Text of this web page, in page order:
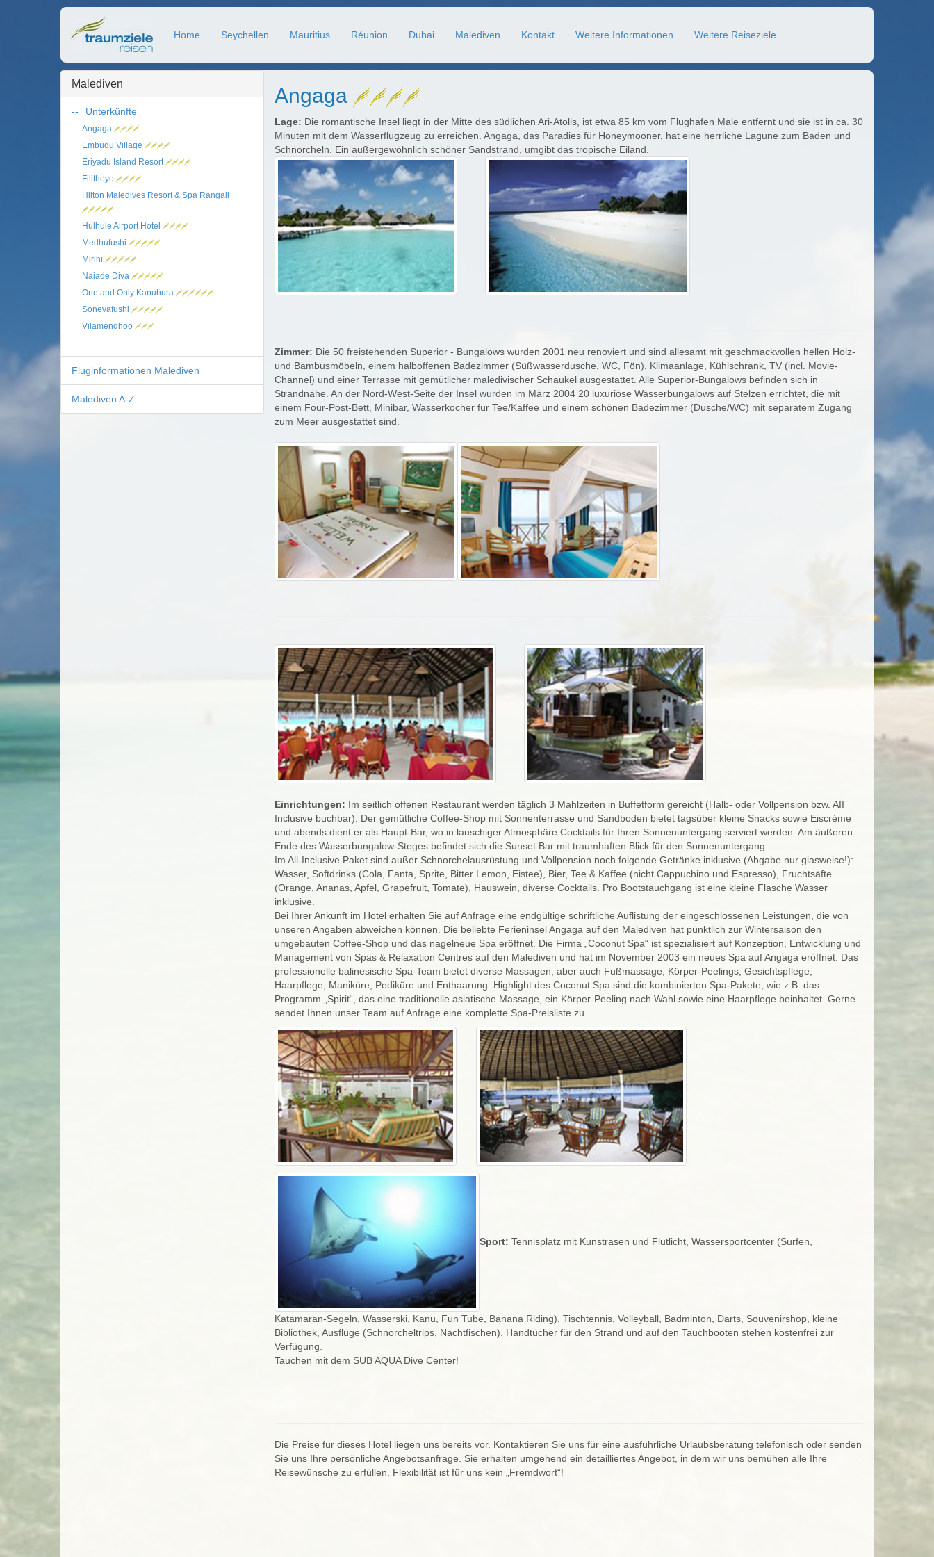
Home Seychellen Mauritius Réunion Dubai Malediven Kontakt Weitere Informationen Weitere Reiseziele
Malediven
Unterkünfte
Angaga
Embudu Village
Eriyadu Island Resort
Filitheyo
Hilton Maledives Resort & Spa Rangali
Hulhule Airport Hotel
Medhufushi
Mirihi
Naiade Diva
One and Only Kanuhura
Sonevafushi
Vilamendhoo
Fluginformationen Malediven
Malediven A-Z
Angaga
Lage: Die romantische Insel liegt in der Mitte des südlichen Ari-Atolls, ist etwa 85 km vom Flughafen Male entfernt und sie ist in ca. 30
Minuten mit dem Wasserflugzeug zu erreichen. Angaga, das Paradies für Honeymooner, hat eine herrliche Lagune zum Baden und
Schnorcheln. Ein außergewöhnlich schöner Sandstrand, umgibt das tropische Eiland.
Zimmer: Die 50 freistehenden Superior - Bungalows wurden 2001 neu renoviert und sind allesamt mit geschmackvollen hellen Holz-
und Bambusmöbeln, einem halboffenen Badezimmer (Süßwasserdusche, WC, Fön), Klimaanlage, Kühlschrank, TV (incl. Movie-
Channel) und einer Terrasse mit gemütlicher maledivischer Schaukel ausgestattet. Alle Superior-Bungalows befinden sich in
Strandnähe. An der Nord-West-Seite der Insel wurden im März 2004 20 luxuriöse Wasserbungalows auf Stelzen errichtet, die mit
einem Four-Post-Bett, Minibar, Wasserkocher für Tee/Kaffee und einem schönen Badezimmer (Dusche/WC) mit separatem Zugang
zum Meer ausgestattet sind.
Einrichtungen: Im seitlich offenen Restaurant werden täglich 3 Mahlzeiten in Buffetform gereicht (Halb- oder Vollpension bzw. AII
Inclusive buchbar). Der gemütliche Coffee-Shop mit Sonnenterrasse und Sandboden bietet tagsüber kleine Snacks sowie Eiscréme
und abends dient er als Haupt-Bar, wo in lauschiger Atmosphäre Cocktails für Ihren Sonnenuntergang serviert werden. Am äußeren
Ende des Wasserbungalow-Steges befindet sich die Sunset Bar mit traumhaften Blick für den Sonnenuntergang.
Im All-Inclusive Paket sind außer Schnorchelausrüstung und Vollpension noch folgende Getränke inklusive (Abgabe nur glasweise!):
Wasser, Softdrinks (Cola, Fanta, Sprite, Bitter Lemon, Eistee), Bier, Tee & Kaffee (nicht Cappuchino und Espresso), Fruchtsäfte
(Orange, Ananas, Apfel, Grapefruit, Tomate), Hauswein, diverse Cocktails. Pro Bootstauchgang ist eine kleine Flasche Wasser
inklusive.
Bei Ihrer Ankunft im Hotel erhalten Sie auf Anfrage eine endgültige schriftliche Auflistung der eingeschlossenen Leistungen, die von
unseren Angaben abweichen können. Die beliebte Ferieninsel Angaga auf den Malediven hat pünktlich zur Wintersaison den
umgebauten Coffee-Shop und das nagelneue Spa eröffnet. Die Firma „Coconut Spa“ ist spezialisiert auf Konzeption, Entwicklung und
Management von Spas & Relaxation Centres auf den Malediven und hat im November 2003 ein neues Spa auf Angaga eröffnet. Das
professionelle balinesische Spa-Team bietet diverse Massagen, aber auch Fußmassage, Körper-Peelings, Gesichtspflege,
Haarpflege, Maniküre, Pediküre und Enthaarung. Highlight des Coconut Spa sind die kombinierten Spa-Pakete, wie z.B. das
Programm „Spirit“, das eine traditionelle asiatische Massage, ein Körper-Peeling nach Wahl sowie eine Haarpflege beinhaltet. Gerne
sendet Ihnen unser Team auf Anfrage eine komplette Spa-Preisliste zu.
Sport: Tennisplatz mit Kunstrasen und Flutlicht, Wassersportcenter (Surfen,
Katamaran-Segeln, Wasserski, Kanu, Fun Tube, Banana Riding), Tischtennis, Volleyball, Badminton, Darts, Souvenirshop, kleine
Bibliothek, Ausflüge (Schnorcheltrips, Nachtfischen). Handtücher für den Strand und auf den Tauchbooten stehen kostenfrei zur
Verfügung.
Tauchen mit dem SUB AQUA Dive Center!
Die Preise für dieses Hotel liegen uns bereits vor. Kontaktieren Sie uns für eine ausführliche Urlaubsberatung telefonisch oder senden
Sie uns Ihre persönliche Angebotsanfrage. Sie erhalten umgehend ein detailliertes Angebot, in dem wir uns bemühen alle Ihre
Reisewünsche zu erfüllen. Flexibilität ist für uns kein „Fremdwort“!